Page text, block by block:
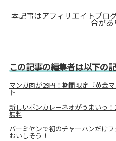
本記事はアフィリエイトプロ
合があ
この記事の編集者は以下の
マンガ肉が29円！期間限定『黄金
ト
新しいボンカレーネオがうまいっ
無料
バーミヤンで初のチャーハンだけ
おいしそう！